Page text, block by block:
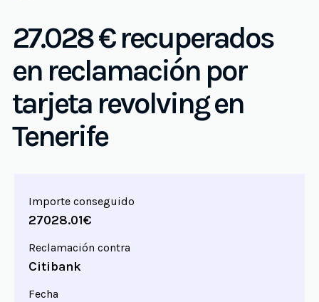
27.028 € recuperados
en reclamación por
tarjeta revolving en
Tenerife
Importe conseguido
27028.01€
Reclamación contra
Citibank
Fecha